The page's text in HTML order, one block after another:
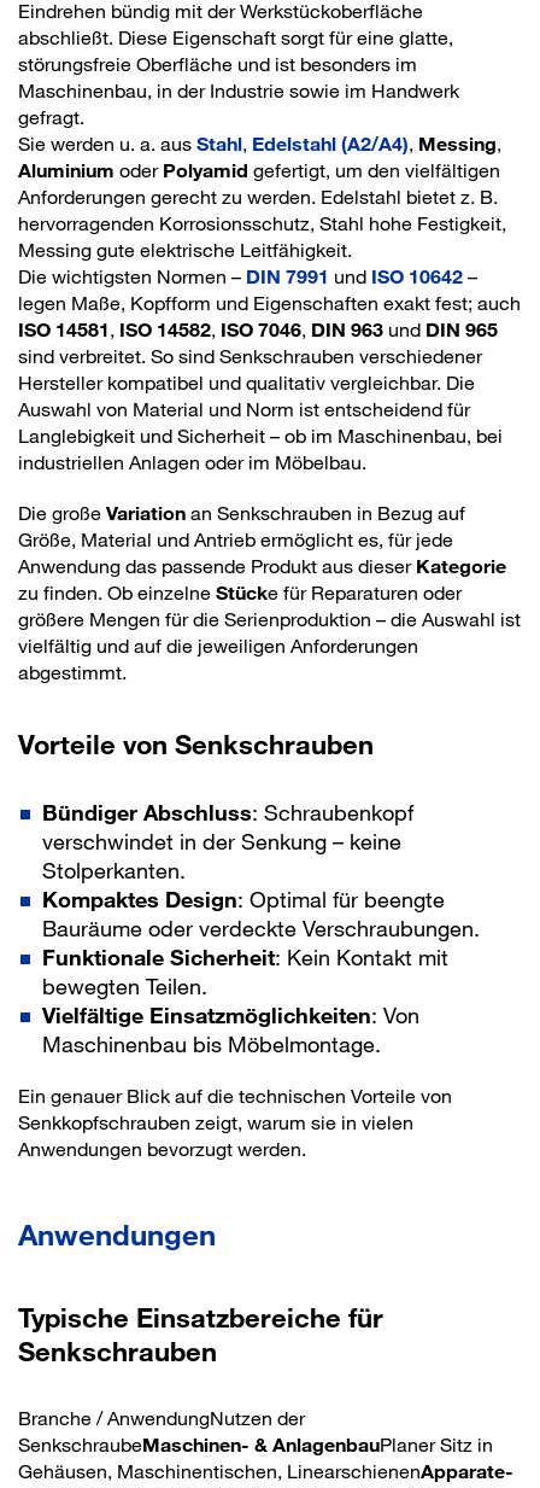
Eindrehen bündig mit der Werkstückoberfläche
abschließt. Diese Eigenschaft sorgt für eine glatte,
störungsfreie Oberfläche und ist besonders im
Maschinenbau, in der Industrie sowie im Handwerk
gefragt.
Sie werden u. a. aus Stahl, Edelstahl (A2/A4), Messing,
Aluminium oder Polyamid gefertigt, um den vielfältigen
Anforderungen gerecht zu werden. Edelstahl bietet z. B.
hervorragenden Korrosionsschutz, Stahl hohe Festigkeit,
Messing gute elektrische Leitfähigkeit.
Die wichtigsten Normen – DIN 7991 und ISO 10642 –
legen Maße, Kopfform und Eigenschaften exakt fest; auch
ISO 14581, ISO 14582, ISO 7046, DIN 963 und DIN 965
sind verbreitet. So sind Senkschrauben verschiedener
Hersteller kompatibel und qualitativ vergleichbar. Die
Auswahl von Material und Norm ist entscheidend für
Langlebigkeit und Sicherheit – ob im Maschinenbau, bei
industriellen Anlagen oder im Möbelbau.
Die große Variation an Senkschrauben in Bezug auf
Größe, Material und Antrieb ermöglicht es, für jede
Anwendung das passende Produkt aus dieser Kategorie
zu finden. Ob einzelne Stücke für Reparaturen oder
größere Mengen für die Serienproduktion – die Auswahl ist
vielfältig und auf die jeweiligen Anforderungen
abgestimmt.
Vorteile von Senkschrauben
Bündiger Abschluss: Schraubenkopf
verschwindet in der Senkung – keine
Stolperkanten.
Kompaktes Design: Optimal für beengte
Bauräume oder verdeckte Verschraubungen.
Funktionale Sicherheit: Kein Kontakt mit
bewegten Teilen.
Vielfältige Einsatzmöglichkeiten: Von
Maschinenbau bis Möbelmontage.
Ein genauer Blick auf die technischen Vorteile von
Senkkopfschrauben zeigt, warum sie in vielen
Anwendungen bevorzugt werden.
Anwendungen
Typische Einsatzbereiche für
Senkschrauben
Branche / AnwendungNutzen der
SenkschraubeMaschinen- & AnlagenbauPlaner Sitz in
Gehäusen, Maschinentischen, LinearschienenApparate-